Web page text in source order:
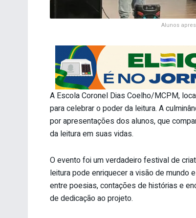
Alunos
A Escola Coronel Dias Coelho/MCPM,
para celebrar o poder da leitura. A
por apresentações dos alunos, que
da leitura em suas vidas.
O evento foi um verdadeiro festival de
leitura pode enriquecer a visão de mundo
entre poesias, contações de histórias e
de dedicação ao projeto.